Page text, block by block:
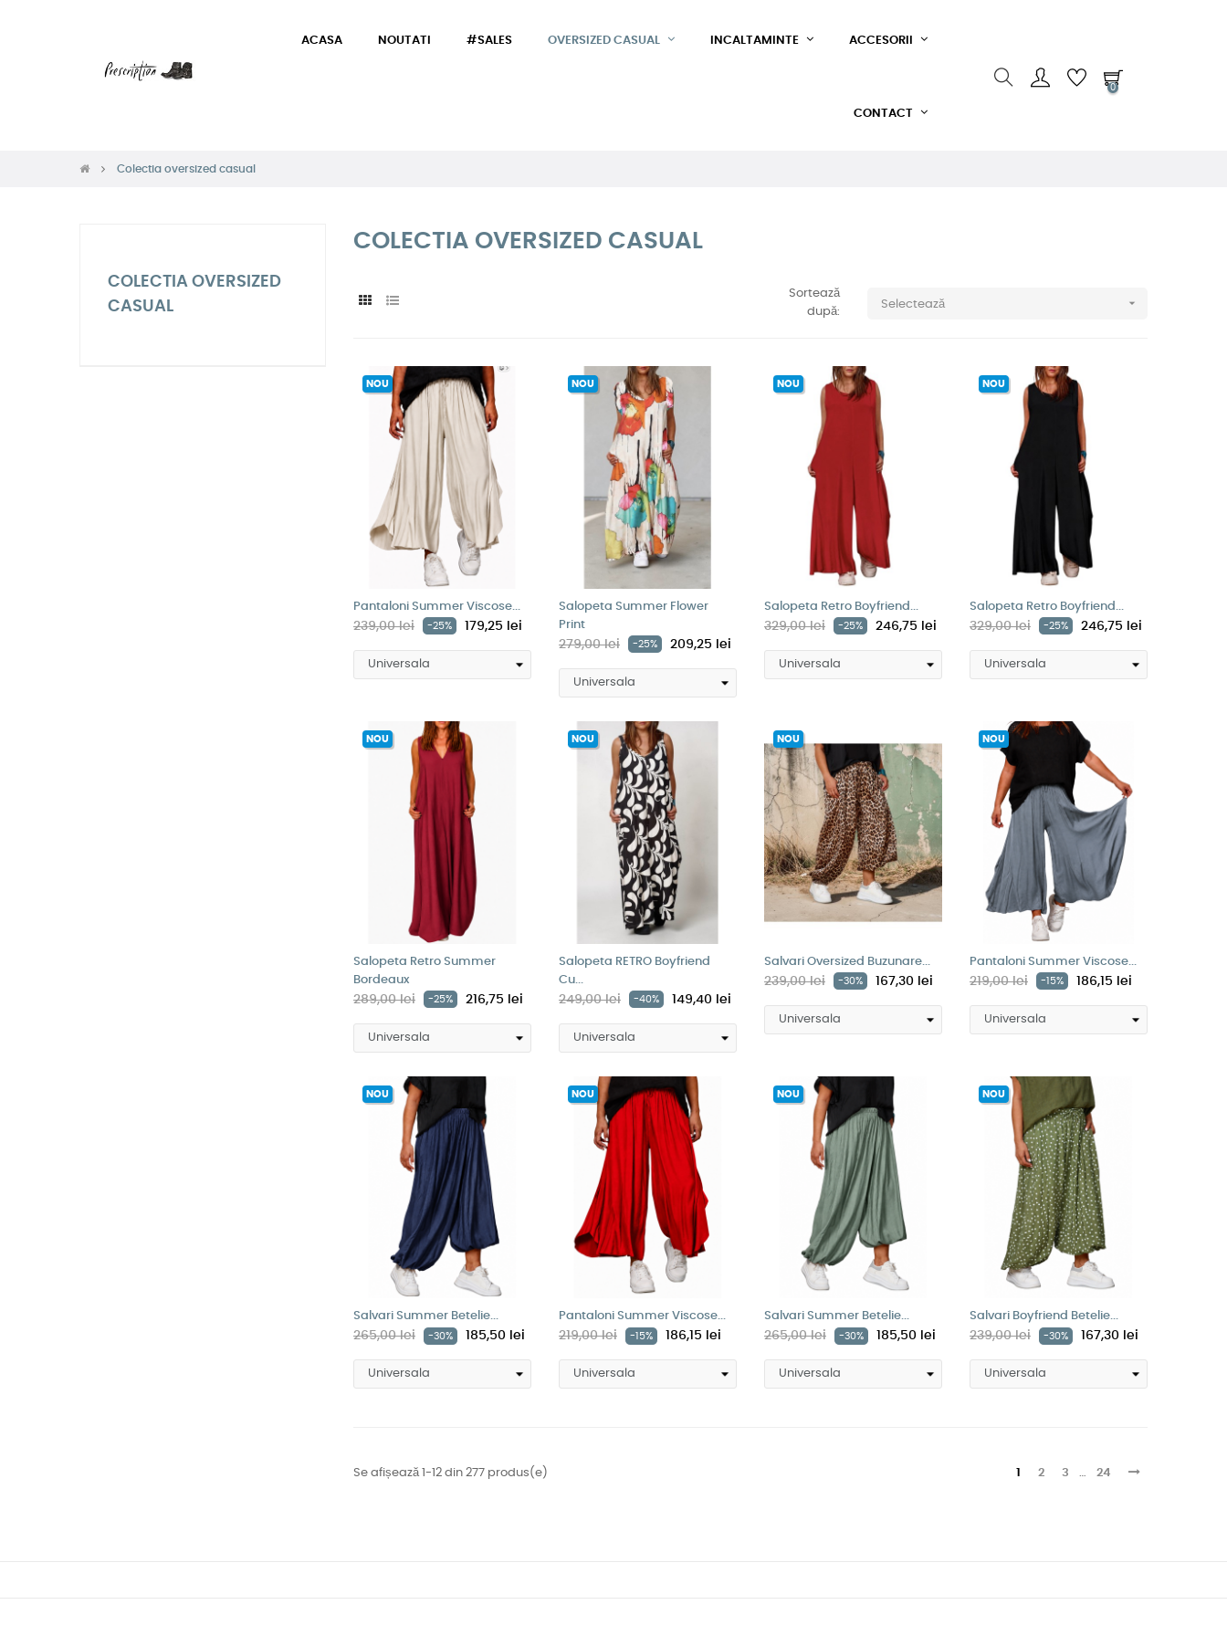
ACASA NOUTATI #SALES OVERSIZED CASUAL INCALTAMINTE ACCESORII
CONTACT
0
Colectia oversized casual
COLECTIA OVERSIZED
CASUAL
COLECTIA OVERSIZED CASUAL
Sortează
după:
Selectează 
NOU
Pantaloni Summer Viscose...
239,00 lei -25% 179,25 lei
NOU
Salopeta Summer Flower
Print
279,00 lei -25% 209,25 lei
NOU
Salopeta Retro Boyfriend...
329,00 lei -25% 246,75 lei
NOU
Salopeta Retro Boyfriend...
329,00 lei -25% 246,75 lei
NOU
Salopeta Retro Summer
Bordeaux
289,00 lei -25% 216,75 lei
NOU
Salopeta RETRO Boyfriend
Cu...
249,00 lei -40% 149,40 lei
NOU
Salvari Oversized Buzunare...
239,00 lei -30% 167,30 lei
NOU
Pantaloni Summer Viscose...
219,00 lei -15% 186,15 lei
NOU
Salvari Summer Betelie...
265,00 lei -30% 185,50 lei
NOU
Pantaloni Summer Viscose...
219,00 lei -15% 186,15 lei
NOU
Salvari Summer Betelie...
265,00 lei -30% 185,50 lei
NOU
Salvari Boyfriend Betelie...
239,00 lei -30% 167,30 lei
Se afișează 1-12 din 277 produs(e) 2 3 … 24